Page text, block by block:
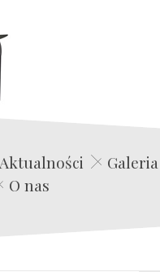
Edwin Film Agencja Aktorska
Aktualności
Galeria
O nas